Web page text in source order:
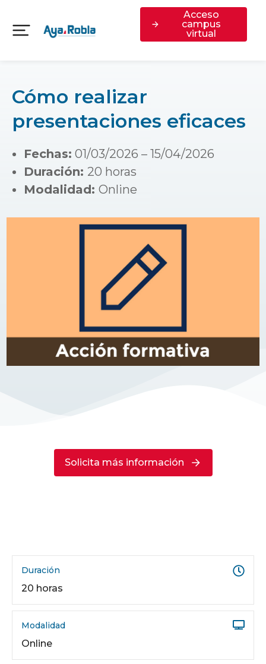
Acceso
campus
virtual
Cómo realizar
presentaciones eficaces
Fechas: 01/03/2026 – 15/04/2026
Duración: 20 horas
Modalidad: Online
Solicita más información
Duración
20 horas
Modalidad
Online